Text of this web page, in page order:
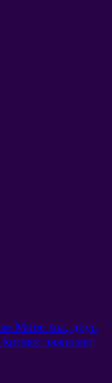
Мире мы, друг,
зажигает